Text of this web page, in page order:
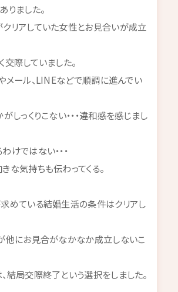
りました。
リアしていた女性とお見合いが成立
際していました。
メール、LINEなどで順調に進んでい
しっくりこない・・・違和感を感じまし
ではない・・・
な気持ちも伝わってくる。
めている結婚生活の条件はクリアし
他にお見合がなかなか成立しないこ
結局交際終了という選択をしました。